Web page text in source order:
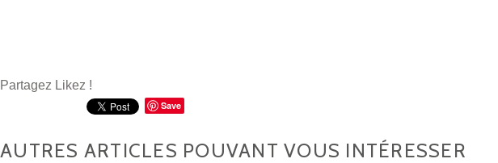
Partagez Likez !
Save
AUTRES ARTICLES POUVANT VOUS INTÉRESSER